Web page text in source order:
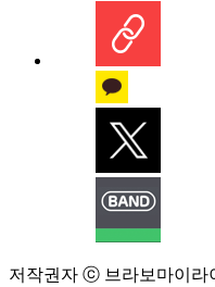
저작권자 ⓒ 브라보마이라